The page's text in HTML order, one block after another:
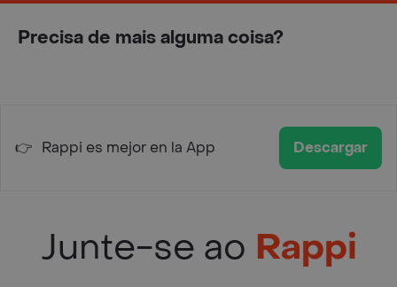
Precisa de mais alguma coisa?
👉 Rappi es mejor en la App Descargar
Junte-se ao Rappi